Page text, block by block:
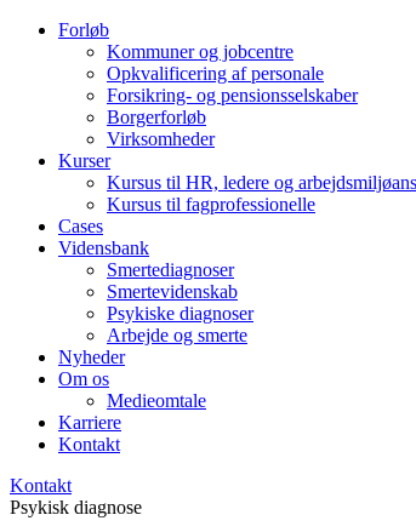
Forløb
Kommuner og jobcentre
Opkvalificering af personale
Forsikring- og pensionsselskaber
Borgerforløb
Virksomheder
Kurser
Kursus til HR, ledere og
Kursus til fagprofessionelle
Cases
Vidensbank
Smertediagnoser
Smertevidenskab
Psykiske diagnoser
Arbejde og smerte
Nyheder
Om os
Medieomtale
Karriere
Kontakt
Kontakt
Psykisk diagnose